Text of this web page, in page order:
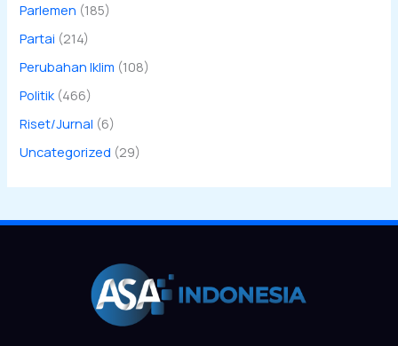
Parlemen (185)
Partai (214)
Perubahan Iklim (108)
Politik (466)
Riset/Jurnal (6)
Uncategorized (29)